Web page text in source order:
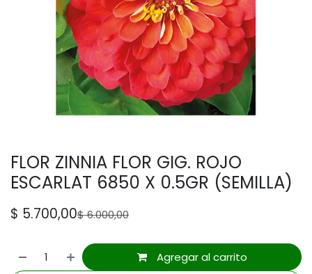
FLOR ZINNIA FLOR GIG. ROJO
ESCARLAT 6850 X 0.5GR (SEMILLA)
$ 5.700,00$6.000,00
Agregar al carrito